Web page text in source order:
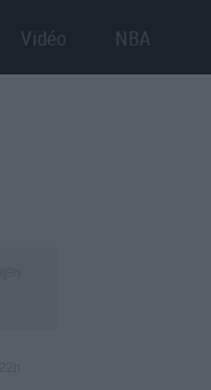
Vidéo NBA